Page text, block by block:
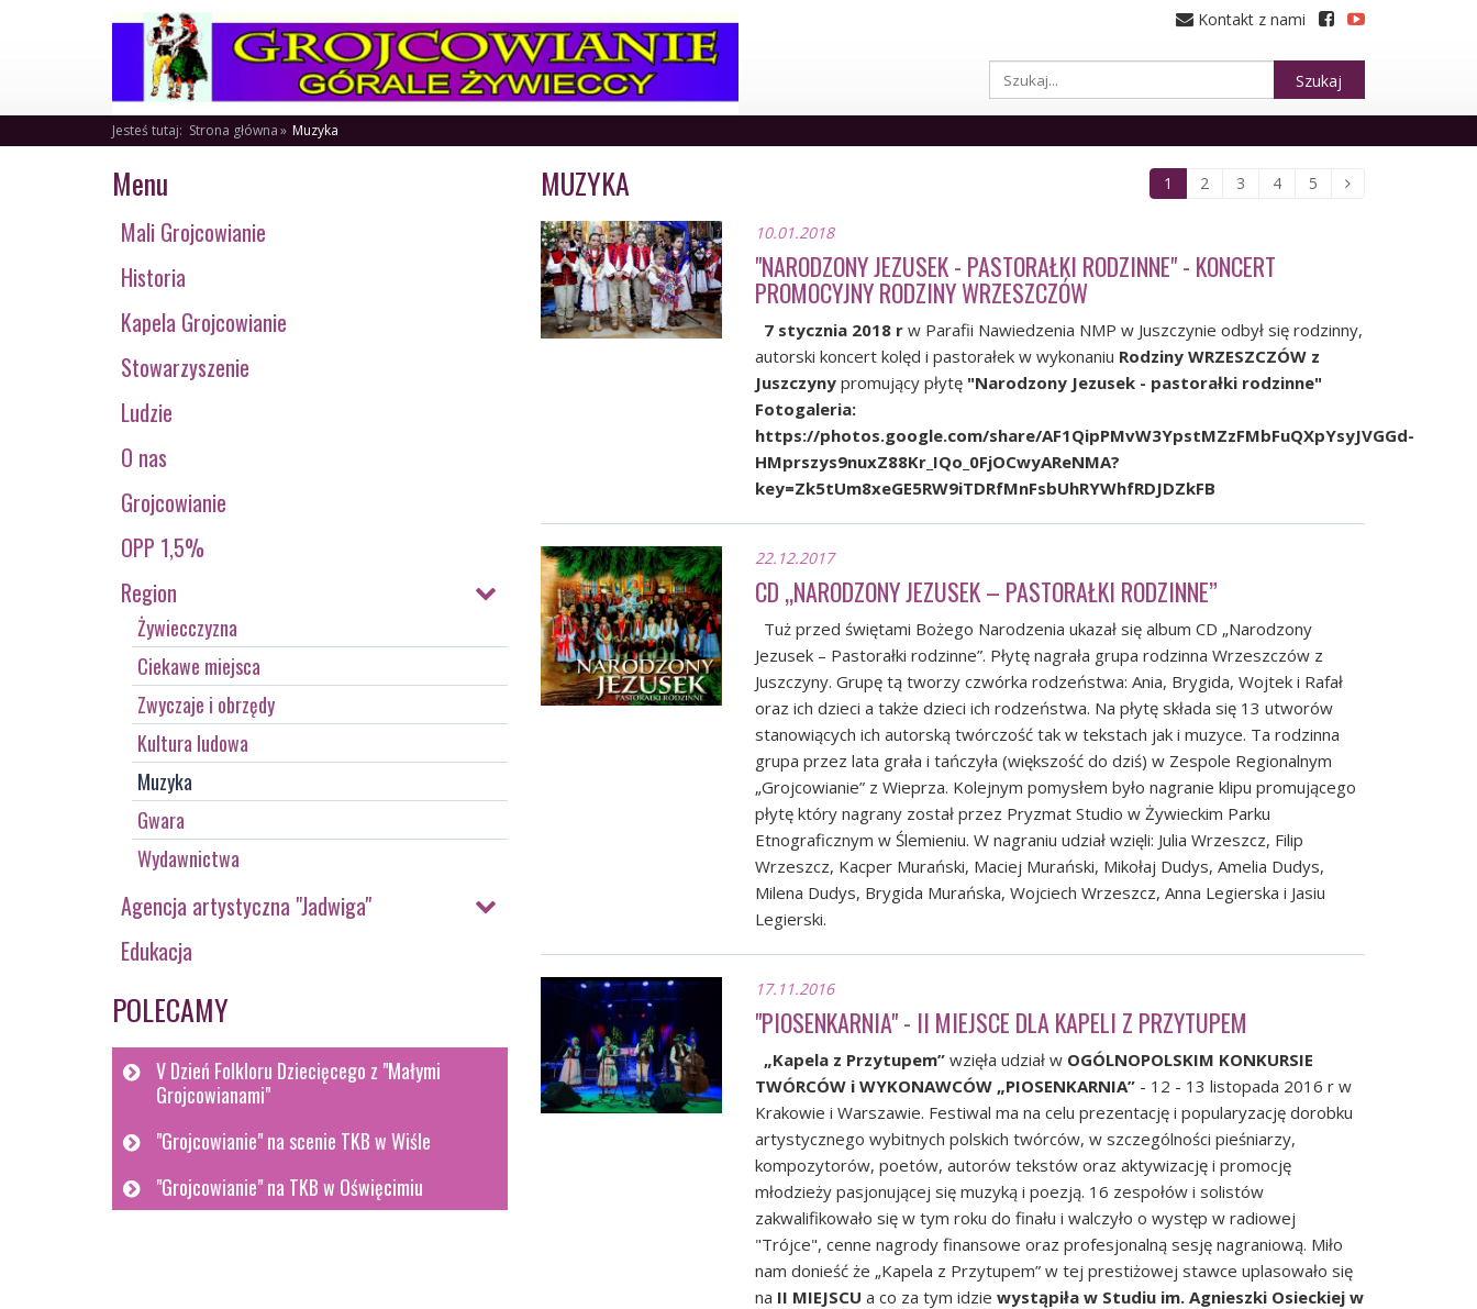
Kontakt z nami
Szukaj
Jesteś tutaj: Strona główna Muzyka
Menu
Mali Grojcowianie
Historia
Kapela Grojcowianie
Stowarzyszenie
Ludzie
O nas
Grojcowianie
OPP 1,5%
Region
Żywiecczyzna
Ciekawe miejsca
Zwyczaje i obrzędy
Kultura ludowa
Muzyka
Gwara
Wydawnictwa
Agencja artystyczna "Jadwiga"
Edukacja
POLECAMY
V Dzień Folkloru Dziecięcego z "Małymi
Grojcowianami"
"Grojcowianie" na scenie TKB w Wiśle
"Grojcowianie" na TKB w Oświęcimiu
MUZYKA 1 2 3 4 5
10.01.2018
"NARODZONY JEZUSEK - PASTORAŁKI RODZINNE" - KONCERT
PROMOCYJNY RODZINY WRZESZCZÓW
7 stycznia 2018 r w Parafii Nawiedzenia NMP w Juszczynie odbył się rodzinny,
autorski koncert kolęd i pastorałek w wykonaniu Rodziny WRZESZCZÓW z
Juszczyny promujący płytę "Narodzony Jezusek - pastorałki rodzinne"
Fotogaleria:
https://photos.google.com/share/AF1QipPMvW3YpstMZzFMbFuQXpYsyJVGGd-
HMprszys9nuxZ88Kr_IQo_0FjOCwyAReNMA?
key=Zk5tUm8xeGE5RW9iTDRfMnFsbUhRYWhfRDJDZkFB
22.12.2017
CD „NARODZONY JEZUSEK – PASTORAŁKI RODZINNE”
Tuż przed świętami Bożego Narodzenia ukazał się album CD „Narodzony
Jezusek – Pastorałki rodzinne”. Płytę nagrała grupa rodzinna Wrzeszczów z
Juszczyny. Grupę tą tworzy czwórka rodzeństwa: Ania, Brygida, Wojtek i Rafał
oraz ich dzieci a także dzieci ich rodzeństwa. Na płytę składa się 13 utworów
stanowiących ich autorską twórczość tak w tekstach jak i muzyce. Ta rodzinna
grupa przez lata grała i tańczyła (większość do dziś) w Zespole Regionalnym
„Grojcowianie” z Wieprza. Kolejnym pomysłem było nagranie klipu promującego
płytę który nagrany został przez Pryzmat Studio w Żywieckim Parku
Etnograficznym w Ślemieniu. W nagraniu udział wzięli: Julia Wrzeszcz, Filip
Wrzeszcz, Kacper Murański, Maciej Murański, Mikołaj Dudys, Amelia Dudys,
Milena Dudys, Brygida Murańska, Wojciech Wrzeszcz, Anna Legierska i Jasiu
Legierski.
17.11.2016
"PIOSENKARNIA" - II MIEJSCE DLA KAPELI Z PRZYTUPEM
„Kapela z Przytupem” wzięła udział w OGÓLNOPOLSKIM KONKURSIE
TWÓRCÓW i WYKONAWCÓW „PIOSENKARNIA” - 12 - 13 listopada 2016 r w
Krakowie i Warszawie. Festiwal ma na celu prezentację i popularyzację dorobku
artystycznego wybitnych polskich twórców, w szczególności pieśniarzy,
kompozytorów, poetów, autorów tekstów oraz aktywizację i promocję
młodzieży pasjonującej się muzyką i poezją. 16 zespołów i solistów
zakwalifikowało się w tym roku do finału i walczyło o występ w radiowej
"Trójce", cenne nagrody finansowe oraz profesjonalną sesję nagraniową. Miło
nam donieść że „Kapela z Przytupem” w tej prestiżowej stawce uplasowało się
na II MIEJSCU a co za tym idzie wystąpiła w Studiu im. Agnieszki Osieckiej w